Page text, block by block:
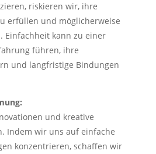
riskieren wir, ihre
erfüllen und möglicherweise
Einfachheit kann zu einer
führen, ihre
und langfristige Bindungen
und kreative
Indem wir uns auf einfache
konzentrieren, schaffen wir